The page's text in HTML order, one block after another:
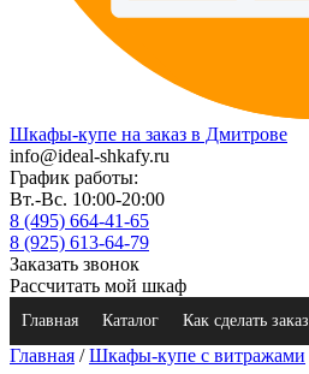
Шкафы-купе на заказ в Дмитрове
info@ideal-shkafy.ru
График работы:
Вт.-Вс. 10:00-20:00
8 (495) 664-41-65
8 (925) 613-64-79
Заказать звонок
Рассчитать мой шкаф
Главная Каталог Как сделать заказ
Главная /Шкафы-купе с витражами